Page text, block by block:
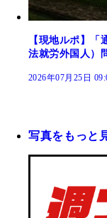
【現地ルポ】
法就労外国人）
2026年07月25日
写真をもっと